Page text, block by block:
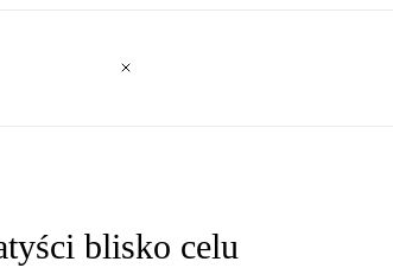
blisko celu